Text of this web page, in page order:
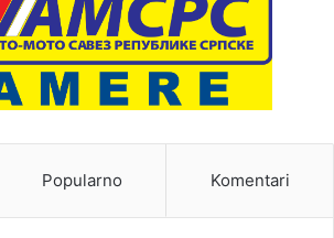
Popularno Komentari